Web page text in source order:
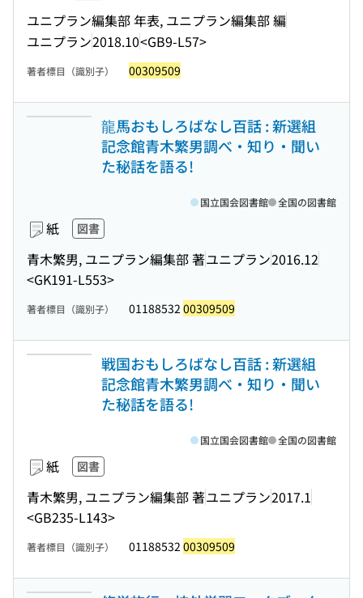
ユニプラン編集部 年表, ユニプラン編集部 編
ユニプラン2018.10<GB9-L57>
著者標目（識別子） 00309509
龍馬おもしろばなし百話 : 新選組
記念館青木繁男調べ・知り・聞い
た秘話を語る!
紙 図書
青木繁男, ユニプラン編集部 著ユニプラン2016.12
<GK191-L553>
国立国会図書館 全国の図書館
著者標目（識別子） 01188532 00309509
戦国おもしろばなし百話 : 新選組
記念館青木繁男調べ・知り・聞い
た秘話を語る!
紙 図書
青木繁男, ユニプラン編集部 著ユニプラン2017.1
<GB235-L143>
国立国会図書館 全国の図書館
著者標目（識別子） 01188532 00309509